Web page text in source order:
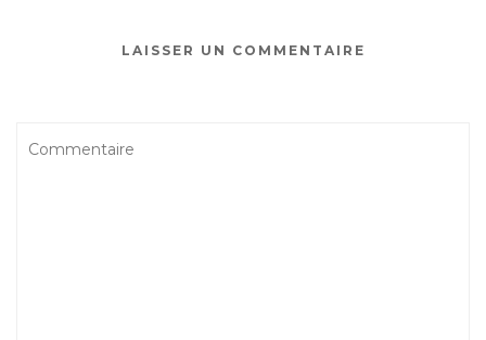
LAISSER UN COMMENTAIRE